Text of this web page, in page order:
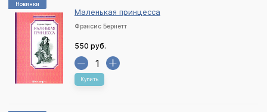
Новинки
Маленькая принцесса
Фрэнсис Бернетт
550 руб.
Купить